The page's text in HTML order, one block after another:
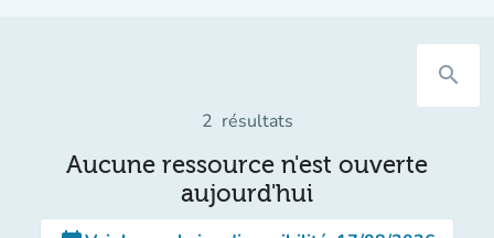
search
2 résultats
Aucune ressource n'est ouverte
aujourd'hui